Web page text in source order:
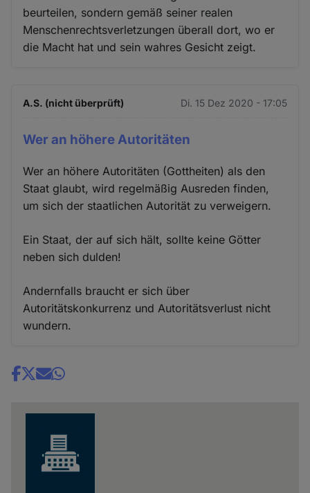
beurteilen, sondern gemäß seiner realen
Menschenrechtsverletzungen überall dort, wo er
die Macht hat und sein wahres Gesicht zeigt.
A.S. (nicht überprüft) Di. 15 Dez 2020 - 17:05
Wer an höhere Autoritäten
Wer an höhere Autoritäten (Gottheiten) als den
Staat glaubt, wird regelmäßig Ausreden finden,
um sich der staatlichen Autorität zu verweigern.
Ein Staat, der auf sich hält, sollte keine Götter
neben sich dulden!
Andernfalls braucht er sich über
Autoritätskonkurrenz und Autoritätsverlust nicht
wundern.
Share